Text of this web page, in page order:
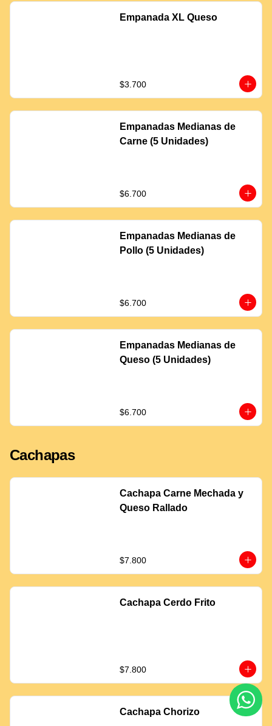
Empanada XL Queso
$3.700
Empanadas Medianas de
Carne (5 Unidades)
$6.700
Empanadas Medianas de
Pollo (5 Unidades)
$6.700
Empanadas Medianas de
Queso (5 Unidades)
$6.700
Cachapas
Cachapa Carne Mechada y
Queso Rallado
$7.800
Cachapa Cerdo Frito
$7.800
Cachapa Chorizo